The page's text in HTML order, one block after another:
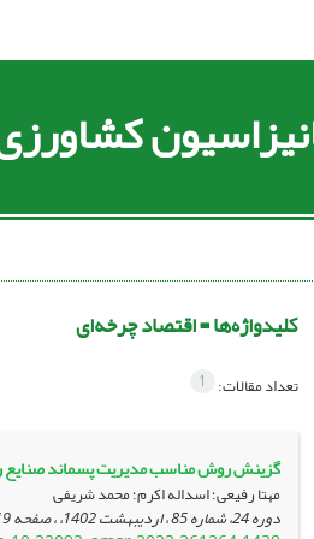
کلیدواژه‌ها =اقتصاد چرخه‌ای
تعداد مقالات: 1
گزینش روش مناسب مدیریت پسماند صنایع
مهتا رفیعی؛ اسداله اکرم؛ محمد شریفی
دوره 24، شماره 85 ، اردیبهشت 1402، ، صفحه